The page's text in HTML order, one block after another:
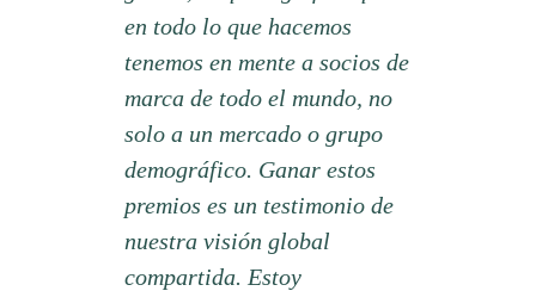
en todo lo que hacemos
tenemos en mente a socios de
marca de todo el mundo, no
solo a un mercado o grupo
demográfico. Ganar estos
premios es un testimonio de
nuestra visión global
compartida. Estoy